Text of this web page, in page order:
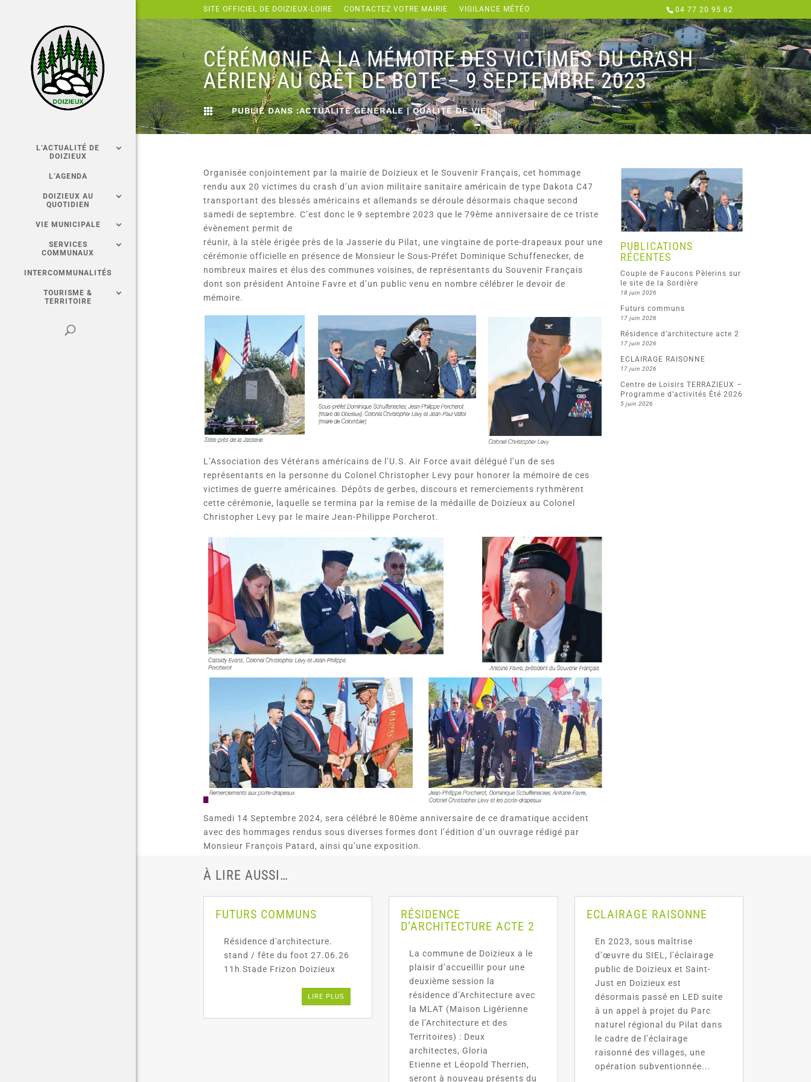
04 77 20 95 62
SITE OFFICIEL DE DOIZIEUX-LOIRE CONTACTEZ VOTRE MAIRIE VIGILANCE MÉTÉO
L’ACTUALITÉ DE
DOIZIEUX
L’AGENDA
DOIZIEUX AU
QUOTIDIEN
VIE MUNICIPALE
SERVICES
COMMUNAUX
INTERCOMMUNALITÉS
TOURISME &
TERRITOIRE
CÉRÉMONIE À LA MÉMOIRE DES VICTIMES DU CRASH
AÉRIEN AU CRÊT DE BOTE – 9 SEPTEMBRE 2023
 PUBLIÉ DANS :ACTUALITÉ GÉNÉRALE|QUALITÉ DE VIE
Organisée conjointement par la mairie de Doizieux et le Souvenir Français, cet hommage
rendu aux 20 victimes du crash d’un avion militaire sanitaire américain de type Dakota C47
transportant des blessés américains et allemands se déroule désormais chaque second
samedi de septembre. C’est donc le 9 septembre 2023 que le 79ème anniversaire de ce triste
évènement permit de
réunir, à la stèle érigée près de la Jasserie du Pilat, une vingtaine de porte-drapeaux pour une
cérémonie officielle en présence de Monsieur le Sous-Préfet Dominique Schuffenecker, de
nombreux maires et élus des communes voisines, de représentants du Souvenir Français
dont son président Antoine Favre et d’un public venu en nombre célébrer le devoir de
mémoire.
L’Association des Vétérans américains de l’U.S. Air Force avait délégué l’un de ses
représentants en la personne du Colonel Christopher Levy pour honorer la mémoire de ces
victimes de guerre américaines. Dépôts de gerbes, discours et remerciements rythmèrent
cette cérémonie, laquelle se termina par la remise de la médaille de Doizieux au Colonel
Christopher Levy par le maire Jean-Philippe Porcherot.
Samedi 14 Septembre 2024, sera célébré le 80ème anniversaire de ce dramatique accident
avec des hommages rendus sous diverses formes dont l’édition d’un ouvrage rédigé par
Monsieur François Patard, ainsi qu’une exposition.
PUBLICATIONS
RÉCENTES
Couple de Faucons Pèlerins sur
le site de la Sordière
18 juin 2026
Futurs communs
17 juin 2026
Résidence d’architecture acte 2
17 juin 2026
ECLAIRAGE RAISONNE
17 juin 2026
Centre de Loisirs TERRAZIEUX –
Programme d’activités Été 2026
5 juin 2026
À LIRE AUSSI…
FUTURS COMMUNS
Résidence d'architecture.
stand / fête du foot 27.06.26
11h Stade Frizon Doizieux
LIRE PLUS
RÉSIDENCE
D’ARCHITECTURE ACTE 2
La commune de Doizieux a le
plaisir d’accueillir pour une
deuxième session la
résidence d’Architecture avec
la MLAT (Maison Ligérienne
de l’Architecture et des
Territoires) : Deux
architectes, Gloria
Etienne et Léopold Therrien,
seront à nouveau présents du
ECLAIRAGE RAISONNE
En 2023, sous maîtrise
d’œuvre du SIEL, l’éclairage
public de Doizieux et Saint-
Just en Doizieux est
désormais passé en LED suite
à un appel à projet du Parc
naturel régional du Pilat dans
le cadre de l’éclairage
raisonné des villages, une
opération subventionnée...